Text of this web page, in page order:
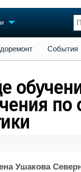
Личности
Словарь
События
по
Ушакова